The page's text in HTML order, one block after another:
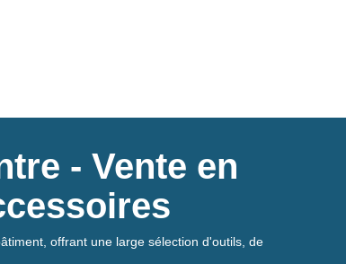
- Vente en
offrant une large sélection d'outils, de